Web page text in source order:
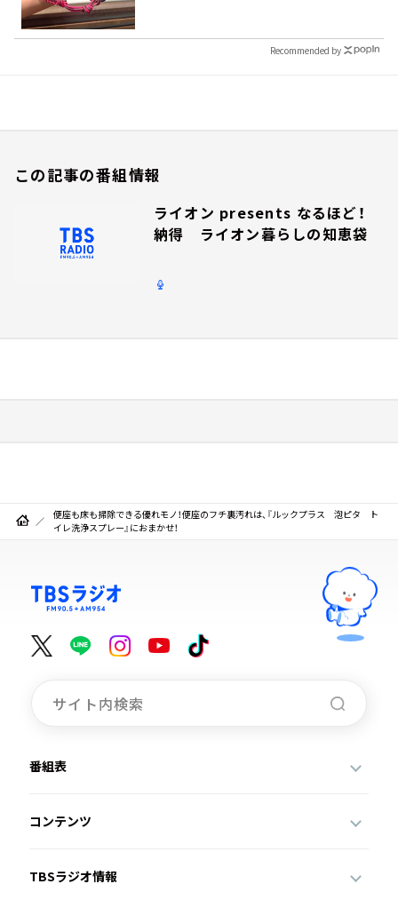
Recommended by
この記事の番組情報
ライオン presents なるほど！
納得 ライオン暮らしの知恵袋
便座も床も掃除できる優れモノ！便座のフチ裏汚れは、『ルックプラス 泡ピタ ト
イレ洗浄スプレー』におまかせ！
番組表
コンテンツ
TBSラジオ情報